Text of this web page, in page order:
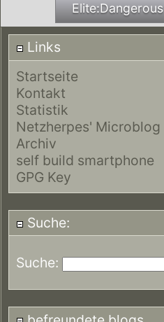
Elite:Dangerous
Links
Startseite
Kontakt
Statistik
Netzherpes' Microblog
Archiv
self build smartphone
GPG Key
Suche:
Suche: